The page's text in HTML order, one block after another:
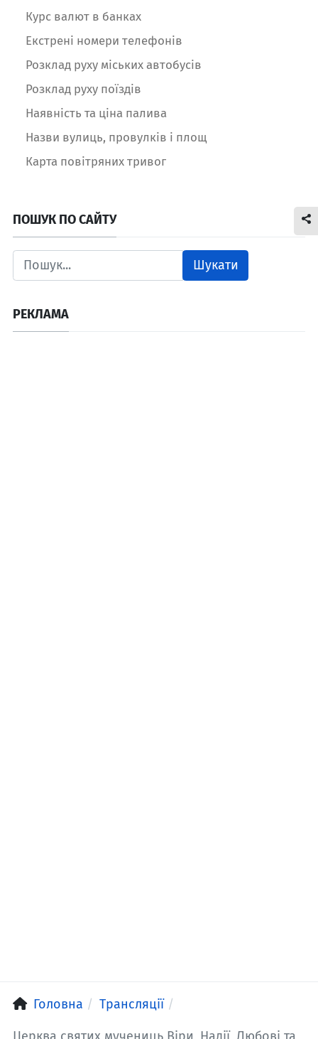
Курс валют в банках
Екстрені номери телефонів
Розклад руху міських автобусів
Розклад руху поїздів
Наявність та ціна палива
Назви вулиць, провулків і площ
Карта повітряних тривог
ПОШУК ПО САЙТУ
Шукати
РЕКЛАМА
Головна Трансляції
Церква святих мучениць Віри, Надії, Любові та